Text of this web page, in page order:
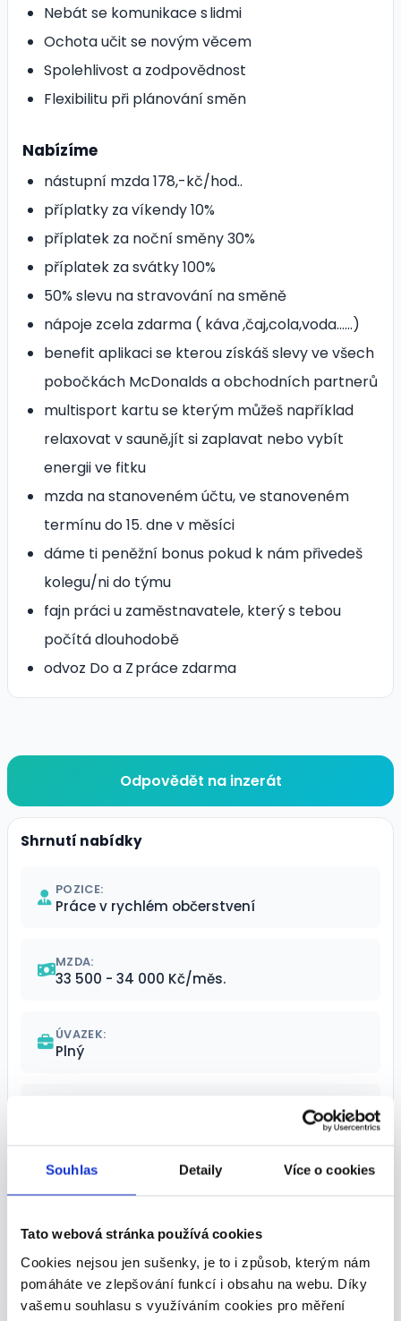
Souhlas Detaily Více o cookies
Tato webová stránka používá cookies
Cookies nejsou jen sušenky, je to i způsob, kterým nám
pomáháte ve zlepšování funkcí i obsahu na webu. Díky
vašemu souhlasu s využíváním cookies pro měření
Nebát se komunikace s lidmi
Ochota učit se novým věcem
Spolehlivost a zodpovědnost
Flexibilitu při plánování směn
Nabízíme
nástupní mzda 178,-kč/hod..
příplatky za víkendy 10%
příplatek za noční směny 30%
příplatek za svátky 100%
50% slevu na stravování na směně
nápoje zcela zdarma ( káva ,čaj,cola,voda......)
benefit aplikaci se kterou získáš slevy ve všech
pobočkách McDonalds a obchodních partnerů
multisport kartu se kterým můžeš například
relaxovat v sauně,jít si zaplavat nebo vybít
energii ve fitku
mzda na stanoveném účtu, ve stanoveném
termínu do 15. dne v měsíci
dáme ti peněžní bonus pokud k nám přivedeš
kolegu/ni do týmu
fajn práci u zaměstnavatele, který s tebou
počítá dlouhodobě
odvoz Do a Z práce zdarma
Odpovědět na inzerát
Shrnutí nabídky
POZICE:
Práce v rychlém občerstvení
MZDA:
33 500 - 34 000 Kč/měs.
ÚVAZEK:
Plný
Rudná 957,D5 km 4 - směr Praha,, Beroun
TERMÍN NÁSTUPU:
Dle domluvy
Práce vhodná i pro uprchlíky z Ukrajiny,
Absolventi, MD